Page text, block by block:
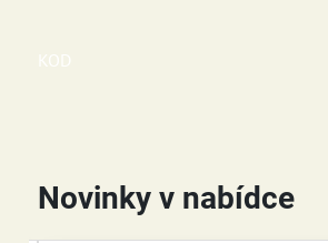
KOD
Novinky v nabídce